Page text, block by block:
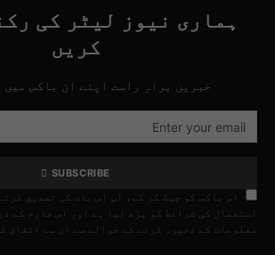
ہماری نیوز لیٹر کی
کریں
خبریں براہِ راست اپنے ان باکس میں
SUBSCRIBE
اس باکس کو چیک کر کے، آپ اس بات کی تصدیق
استعمال کی شرائط کو پڑھ لیا ہے اور اس فارم کے
معلومات کے ذخیرہ کرنے کے حوالے سے ان سے اتفاق